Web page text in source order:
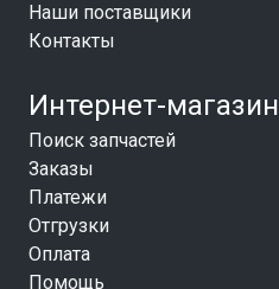
Наши поставщики
Контакты
Интернет-магазин
Поиск запчастей
Заказы
Платежи
Отгрузки
Оплата
Помощь